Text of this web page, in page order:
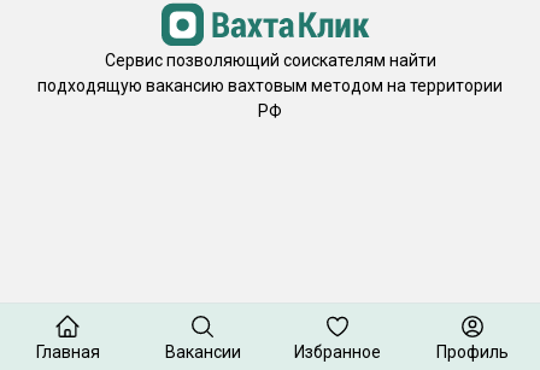
Сервис позволяющий соискателям найти
подходящую вакансию вахтовым методом на территории
РФ
Главная Вакансии Избранное Профиль